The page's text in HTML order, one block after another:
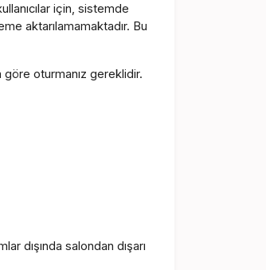
için, sistemde
aktarılamamaktadır. Bu
oturmanız gereklidir.
dışında salondan dışarı